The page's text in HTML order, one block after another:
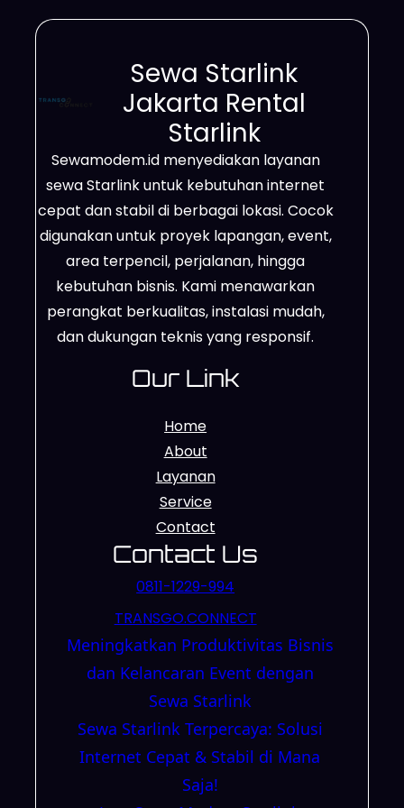
mampu mendukung kebutuhan
hingga penggunaan pribadi
dengan lebih fleksibel. Bahkan,
jangkauannya mencakup area
terpencil, lokasi dengan sinyal
lemah, sampai wilayah yang belum
memiliki jaringan fiber optik.
Berkat…
Sewa Starlink
Jakarta Rental
Starlink
Sewamodem.id menyediakan layanan
sewa Starlink untuk kebutuhan internet
cepat dan stabil di berbagai lokasi. Cocok
digunakan untuk proyek lapangan, event,
area terpencil, perjalanan, hingga
kebutuhan bisnis. Kami menawarkan
perangkat berkualitas, instalasi mudah,
dan dukungan teknis yang responsif.
Our Link
Home
About
Layanan
Service
Contact
Contact Us
0811-1229-994
TRANSGO.CONNECT
Meningkatkan Produktivitas Bisnis
dan Kelancaran Event dengan
Sewa Starlink
Sewa Starlink Terpercaya: Solusi
Internet Cepat & Stabil di Mana
Saja!